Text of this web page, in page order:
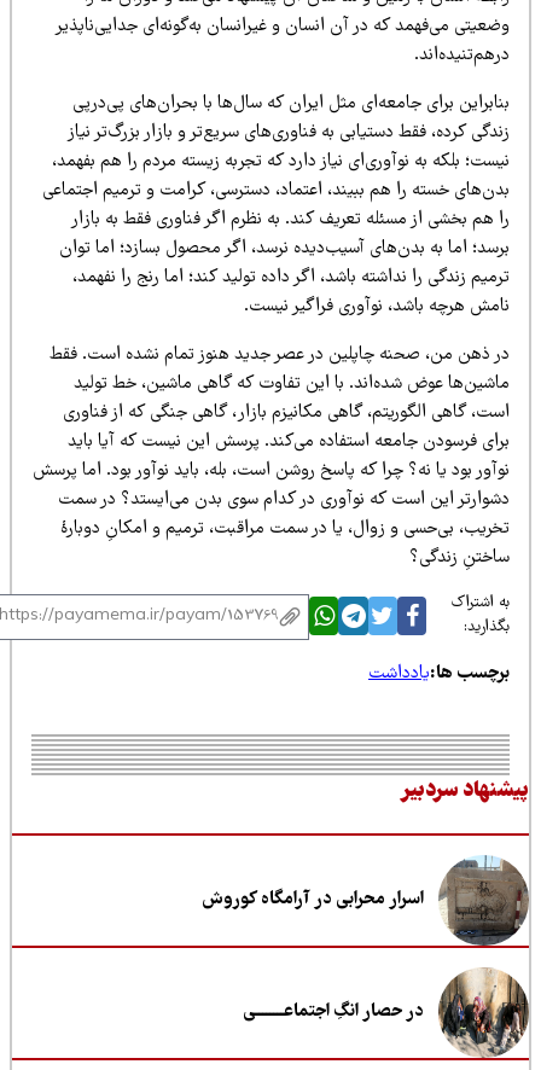
می‌فهمد که در آن انسان و غیرانسان به‌گونه‌ای جدایی‌ناپذیر
برای جامعه‌ای مثل ایران که سال‌ها با بحران‌های پی‌درپی
کرده، فقط دستیابی به فناوری‌های سریع‌تر و بازار بزرگ‌تر نیاز
بلکه به نوآوری‌ای نیاز دارد که تجربه زیسته مردم را هم بفهمد،
خسته را هم ببیند، اعتماد، دسترسی، کرامت و ترمیم اجتماعی
هم بخشی از مسئله تعریف کند. به نظرم اگر فناوری فقط به بازار
اما به بدن‌های آسیب‌دیده نرسد، اگر محصول بسازد؛ اما توان
زندگی را نداشته باشد، اگر داده تولید کند؛ اما رنج را نفهمد،
هرچه باشد، نوآوری فراگیر نیست.
ذهن من، صحنه چاپلین در عصر جدید هنوز تمام نشده است. فقط
عوض شده‌اند. با این تفاوت که گاهی ماشین، خط تولید
گاهی الگوریتم، گاهی مکانیزم بازار، گاهی جنگی که از فناوری
فرسودن جامعه استفاده می‌کند. پرسش این نیست که آیا باید
بود یا نه؟ چرا که پاسخ روشن است، بله، باید نوآور بود. اما پرسش
این است که نوآوری در کدام سوی بدن می‌ایستد؟ در سمت
بی‌حسی و زوال، یا در سمت مراقبت، ترمیم و امکانِ دوبارهٔ
زندگی؟
اشتراک
ها:یادداشت
سردبیر
اسرار محرابی در آرامگاه کوروش
در حصار انگِ اجتماعــــــــی